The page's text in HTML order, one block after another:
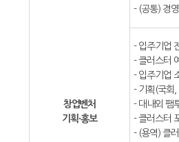
창업벤처
기획·홍보
- (공통) 경
- 입주기업
- 클러스터
- 입주기업
- 기획(국회,
- 대내외 팸
- 클러스터
- (용역) 클